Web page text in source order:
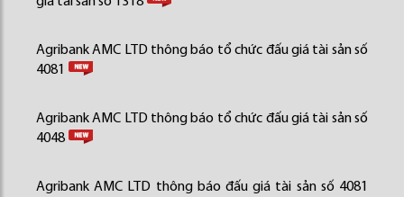
Agribank AMC LTD thông báo tổ chức đấu giá tài sản số
4081
Agribank AMC LTD thông báo tổ chức đấu giá tài sản số
4048
Agribank AMC LTD thông báo đấu giá tài sản số 4081